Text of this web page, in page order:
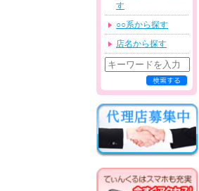
す
○○系から探す
店名から探す